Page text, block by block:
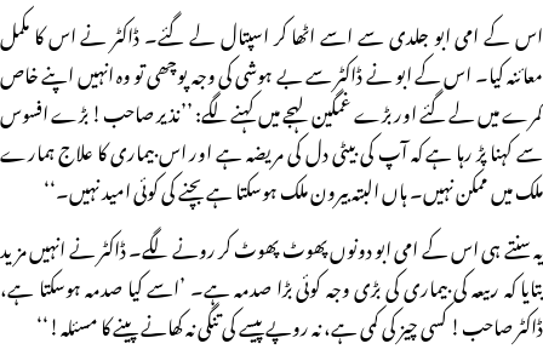
اس کے امی ابو جلدی سے اسے اٹھا کر اسپتال لے گئے۔ ڈاکٹر نے اس کا مکمل
معائنہ کیا۔ اس کے ابو نے ڈاکٹر سے بے ہوشی کی وجہ پوچھی تو وہ انہیں اپنے خاص
کمرے میں لے گئے اور بڑے غمگین لہجے میں کہنے لگے: ’’نذیر صاحب! بڑے افسوس
سے کہنا پڑ رہا ہے کہ آپ کی بیٹی دل کی مریضہ ہے اور اس بیماری کا علاج ہمارے
ملک میں ممکن نہیں۔ ہاں البتہ بیرون ملک ہوسکتا ہے بچنے کی کوئی امید نہیں۔‘‘
یہ سنتے ہی اس کے امی ابو دونوں پھوٹ پھوٹ کر رونے لگے۔ ڈاکٹر نے انہیں مزید
بتایا کہ ربیعہ کی بیماری کی بڑی وجہ کوئی بڑا صدمہ ہے۔ ’اسے کیا صدمہ ہوسکتا ہے،
ڈاکٹر صاحب! کسی چیز کی کمی ہے، نہ روپے پیسے کی تنگی نہ کھانے پینے کا مسئلہ!‘‘